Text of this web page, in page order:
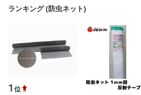
ランキング (防虫ネット)
1 位